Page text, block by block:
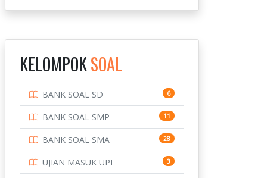
BANDUNG
INSTITUT TEKNOLOGI
INSTITUT TEKNOLOGI
SEPULUH NOVEMBER
10
INSTITUT TEKNOLOGI
SUMATERA
9
IPDN / STPDN 148
KELOMPOKSOAL
BANK SOAL SD 6
BANK SOAL SMP 11
BANK SOAL SMA 28
UJIAN MASUK UPI 3